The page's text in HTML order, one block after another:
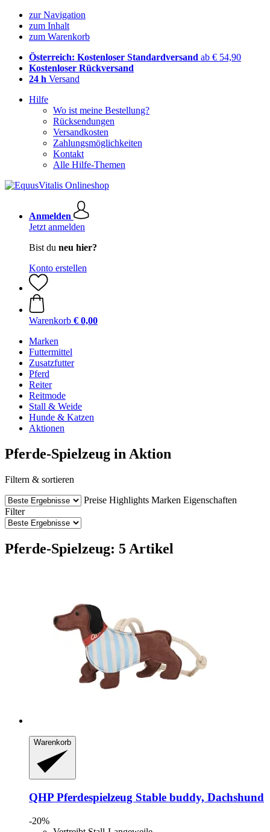
zur Navigation
zum Inhalt
zum Warenkorb
Österreich: Kostenloser Standardversand ab € 54,90
Kostenloser Rückversand
24 h Versand
Hilfe
Wo ist meine Bestellung?
Rücksendungen
Versandkosten
Zahlungsmöglichkeiten
Kontakt
Alle Hilfe-Themen
Anmelden
Jetzt anmelden
Bist du neu hier?
Konto erstellen
Warenkorb € 0,00
Marken
Futtermittel
Zusatzfutter
Pferd
Reiter
Reitmode
Stall & Weide
Hunde & Katzen
Aktionen
Pferde-Spielzeug in Aktion
Filtern & sortieren
Preise Highlights Marken Eigenschaften
Filter
Pferde-Spielzeug: 5 Artikel
Warenkorb
QHP Pferdespielzeug Stable buddy, Dachshund
-20%